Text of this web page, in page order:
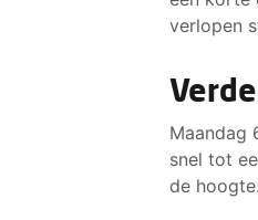
verlopen
Maandag
snel tot
de hoogte.